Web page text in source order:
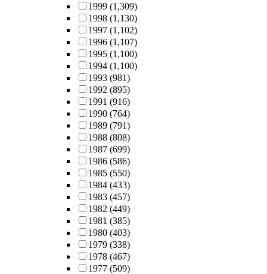
1999 (1,309)
1998 (1,130)
1997 (1,102)
1996 (1,107)
1995 (1,100)
1994 (1,100)
1993 (981)
1992 (895)
1991 (916)
1990 (764)
1989 (791)
1988 (808)
1987 (699)
1986 (586)
1985 (550)
1984 (433)
1983 (457)
1982 (449)
1981 (385)
1980 (403)
1979 (338)
1978 (467)
1977 (509)